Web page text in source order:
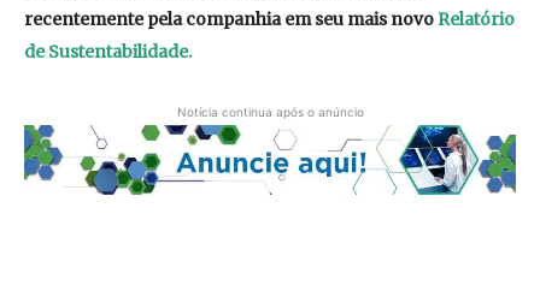
recentemente pela companhia em seu mais novoRelatório
de Sustentabilidade.
Notícia continua após o anúncio